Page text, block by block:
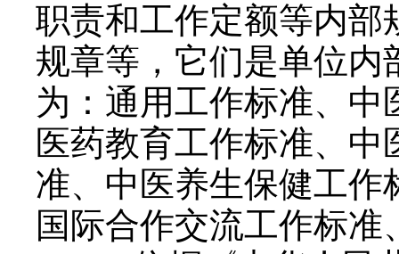
职责和工作定额等内部
规章等，它们是单位内
为：通用工作标准、
医药教育工作标准、
准、中医养生保健工作
国际合作交流工作标